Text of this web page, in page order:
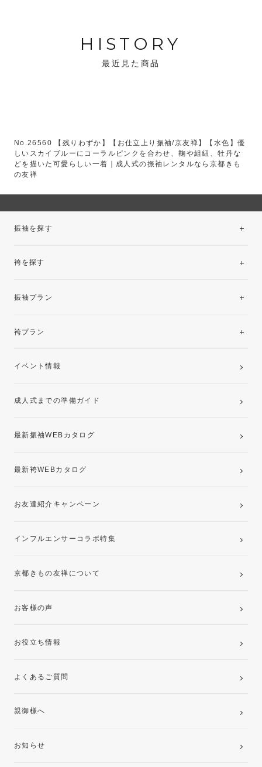
HISTORY
最近見た商品
No.26560 【残りわずか】【お仕立上り振袖/京友禅】【水色】優
しいスカイブルーにコーラルピンクを合わせ、鞠や組紐、牡丹な
どを描いた可愛らしい一着｜成人式の振袖レンタルなら京都きも
の友禅
振袖を探す
袴を探す
振袖プラン
レンタルプラン
袴プラン
卒業袴レンタルプラン
イベント情報
成人式までの準備ガイド
最新振袖WEBカタログ
最新袴WEBカタログ
お友達紹介キャンペーン
インフルエンサーコラボ特集
京都きもの友禅について
お客様の声
お役立ち情報
よくあるご質問
親御様へ
お知らせ